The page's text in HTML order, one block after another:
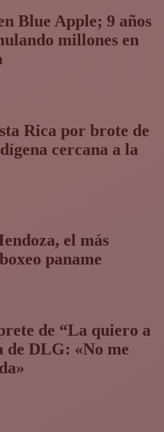
Blue Apple; 9 años
millones en
Rica por brote de
cercana a la
el más
paname
de “La quiero a
de DLG: «No me